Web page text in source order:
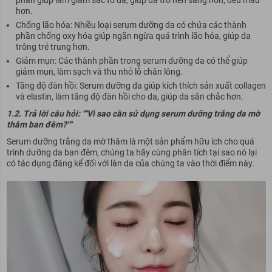
hơn.
Chống lão hóa: Nhiều loại serum dưỡng da có chứa các thành
phần chống oxy hóa giúp ngăn ngừa quá trình lão hóa, giúp da
trông trẻ trung hơn.
Giảm mụn: Các thành phần trong serum dưỡng da có thể giúp
giảm mụn, làm sạch và thu nhỏ lỗ chân lông.
Tăng độ đàn hồi: Serum dưỡng da giúp kích thích sản xuất collagen
và elastin, làm tăng độ đàn hồi cho da, giúp da săn chắc hơn.
1.2. Trả lời câu hỏi: ""Vì sao cần sử dụng serum dưỡng trắng da mờ
thâm ban đêm?""
Serum dưỡng trắng da mờ thâm là một sản phẩm hữu ích cho quá
trình dưỡng da ban đêm, chúng ta hãy cùng phân tích tại sao nó lại
có tác dụng đáng kể đối với làn da của chúng ta vào thời điểm này.